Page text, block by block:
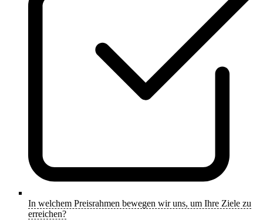
In welchem Preisrahmen bewegen wir uns, um Ihre Ziele zu
erreichen?